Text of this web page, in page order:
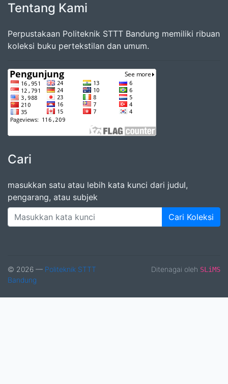
Tentang Kami
Perpustakaan Politeknik STTT Bandung memiliki ribuan
koleksi buku pertekstilan dan umum.
Cari
masukkan satu atau lebih kata kunci dari judul,
pengarang, atau subjek
Cari Koleksi
© 2026 — Politeknik STTT
Bandung
Ditenagai oleh SLiMS